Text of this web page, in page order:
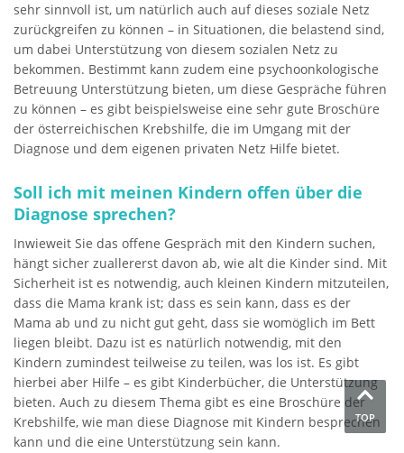
sehr sinnvoll ist, um natürlich auch auf dieses soziale Netz
zurückgreifen zu können – in Situationen, die belastend sind,
um dabei Unterstützung von diesem sozialen Netz zu
bekommen. Bestimmt kann zudem eine psychoonkologische
Betreuung Unterstützung bieten, um diese Gespräche führen
zu können – es gibt beispielsweise eine sehr gute Broschüre
der österreichischen Krebshilfe, die im Umgang mit der
Diagnose und dem eigenen privaten Netz Hilfe bietet.
Soll ich mit meinen Kindern offen über die
Diagnose sprechen?
Inwieweit Sie das offene Gespräch mit den Kindern suchen,
hängt sicher zuallererst davon ab, wie alt die Kinder sind. Mit
Sicherheit ist es notwendig, auch kleinen Kindern mitzuteilen,
dass die Mama krank ist; dass es sein kann, dass es der
Mama ab und zu nicht gut geht, dass sie womöglich im Bett
liegen bleibt. Dazu ist es natürlich notwendig, mit den
Kindern zumindest teilweise zu teilen, was los ist. Es gibt
hierbei aber Hilfe – es gibt Kinderbücher, die Unterstützung
bieten. Auch zu diesem Thema gibt es eine Broschüre der
Krebshilfe, wie man diese Diagnose mit Kindern besprechen
kann und die eine Unterstützung sein kann.
TOP